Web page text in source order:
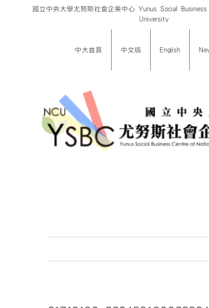
國立中央大學尤努斯社會企業中心 Yunus Social Business
University
中大首頁 中文版 English